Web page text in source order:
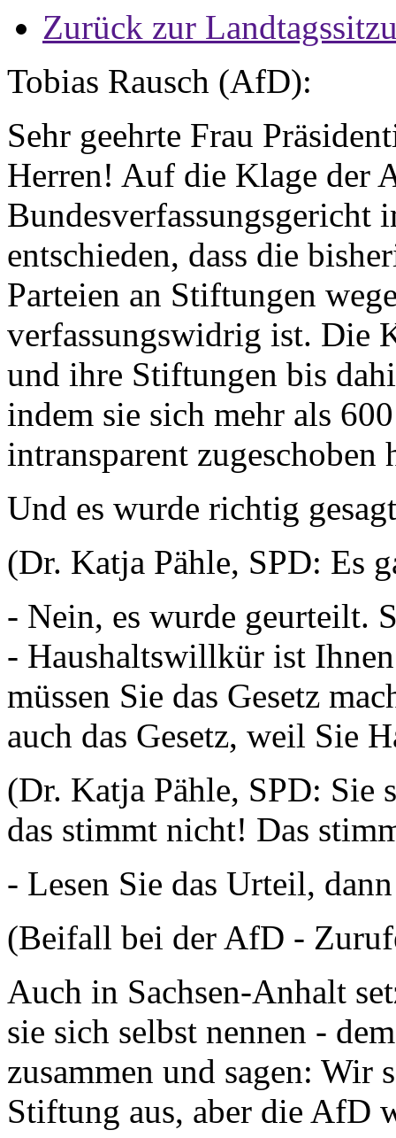
Zurück zur
Tobias Rausch (AfD):
Sehr geehrte Frau
Herren! Auf die Klage der
Bundesverfassungsgericht
entschieden, dass die
Parteien an Stiftungen
verfassungswidrig ist. Die
und ihre Stiftungen bis
indem sie sich mehr als
intransparent
Und es wurde richtig
(Dr. Katja Pähle, SPD: Es
- Nein, es wurde geurteilt.
- Haushaltswillkür ist
müssen Sie das Gesetz
auch das Gesetz, weil Sie
(Dr. Katja Pähle, SPD: Sie
das stimmt nicht! Das
- Lesen Sie das Urteil,
(Beifall bei der AfD -
Auch in Sachsen-Anhalt
sie sich selbst nennen -
zusammen und sagen: Wir
Stiftung aus, aber die AfD